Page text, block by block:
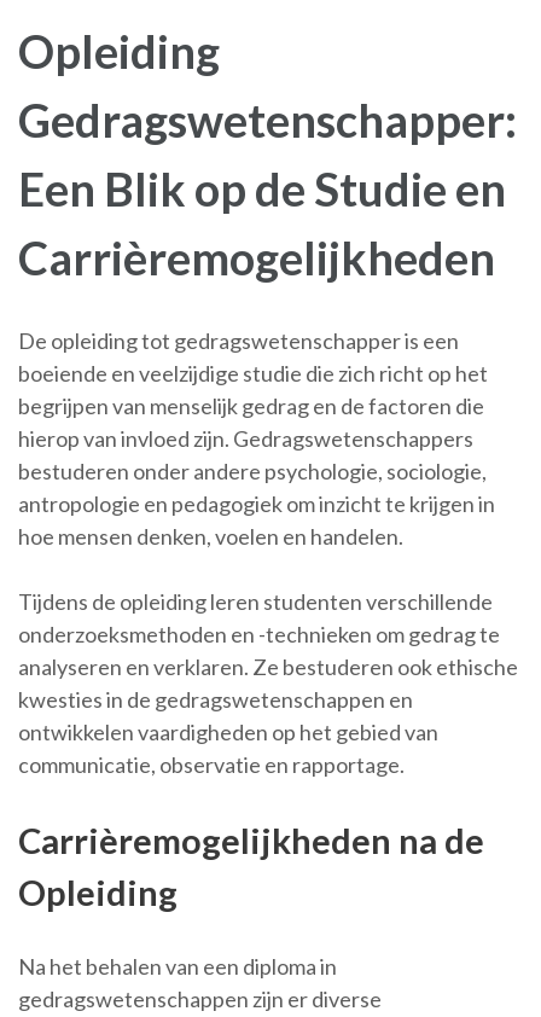
Opleiding
Gedragswetenschapper:
Een Blik op de Studie en
Carrièremogelijkheden
De opleiding tot gedragswetenschapper is een
boeiende en veelzijdige studie die zich richt op het
begrijpen van menselijk gedrag en de factoren die
hierop van invloed zijn. Gedragswetenschappers
bestuderen onder andere psychologie, sociologie,
antropologie en pedagogiek om inzicht te krijgen in
hoe mensen denken, voelen en handelen.
Tijdens de opleiding leren studenten verschillende
onderzoeksmethoden en -technieken om gedrag te
analyseren en verklaren. Ze bestuderen ook ethische
kwesties in de gedragswetenschappen en
ontwikkelen vaardigheden op het gebied van
communicatie, observatie en rapportage.
Carrièremogelijkheden na de
Opleiding
Na het behalen van een diploma in
gedragswetenschappen zijn er diverse